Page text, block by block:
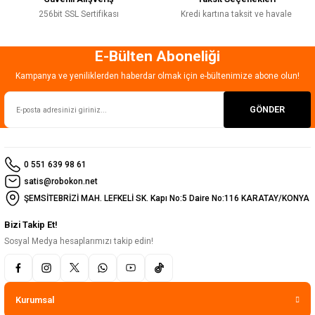
Gönder
256bit SSL Sertifikası Kredi kartına taksit ve havale
E-Bülten Aboneliği
Kampanya ve yeniliklerden haberdar olmak için e-bültenimize abone olun!
GÖNDER
0 551 639 98 61
satis@robokon.net
ŞEMSİTEBRİZİ MAH. LEFKELİ SK. Kapı No:5 Daire No:116 KARATAY/KONYA
Bizi Takip Et!
Sosyal Medya hesaplarımızı takip edin!
Kurumsal